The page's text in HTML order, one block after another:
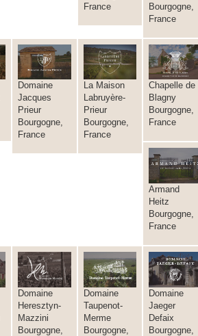
France
Bourgogne,
France
Domaine
Jacques
Prieur
Bourgogne,
France
La Maison
Labruyère-
Prieur
Bourgogne,
France
Chapelle de
Blagny
Bourgogne,
France
Armand
Heitz
Bourgogne,
France
Domaine
Heresztyn-
Mazzini
Bourgogne,
Domaine
Taupenot-
Merme
Bourgogne,
Domaine
Jaeger
Defaix
Bourgogne,